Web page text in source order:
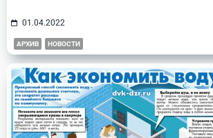
01.04.2022
АРХИВ НОВОСТИ